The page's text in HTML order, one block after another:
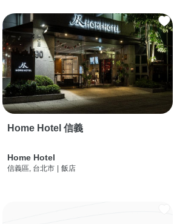
Home Hotel 信義
Home Hotel
信義區, 台北市 飯店